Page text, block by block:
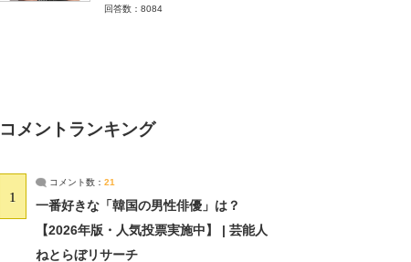
回答数：8084
コメントランキング
1
コメント数： 21
一番好きな「韓国の男性俳優」は？
【2026年版・人気投票実施中】 | 芸能人
ねとらぼリサーチ